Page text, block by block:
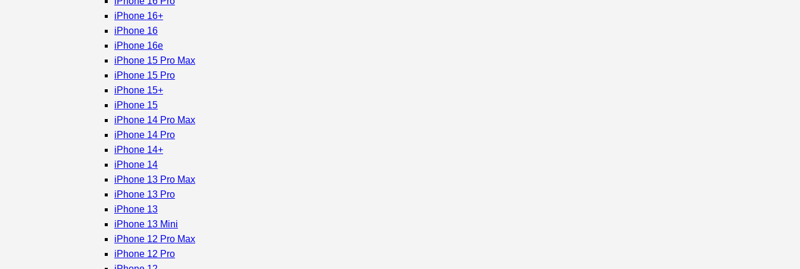
iPhone 16+
iPhone 16
iPhone 16e
iPhone 15 Pro Max
iPhone 15 Pro
iPhone 15+
iPhone 15
iPhone 14 Pro Max
iPhone 14 Pro
iPhone 14+
iPhone 14
iPhone 13 Pro Max
iPhone 13 Pro
iPhone 13
iPhone 13 Mini
iPhone 12 Pro Max
iPhone 12 Pro